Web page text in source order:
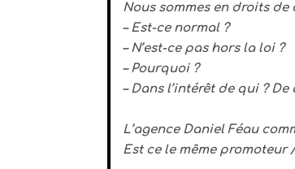
Nous sommes en droits
– Est-ce normal ?
– N’est-ce pas hors la loi ?
– Pourquoi ?
– Dans l’intérêt de qui ? De
L’agence Daniel Féau
Est ce le même promoteur